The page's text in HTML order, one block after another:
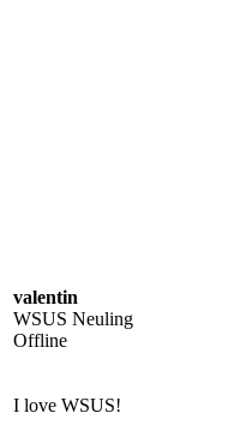
valentin
WSUS Neuling
Offline
I love WSUS!